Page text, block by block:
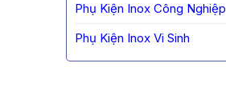
Phụ Kiện Inox Công Nghiệp
Phụ Kiện Inox Vi Sinh